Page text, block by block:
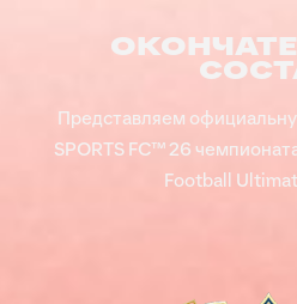
Представляем
SPORTS FC™ 26
Football